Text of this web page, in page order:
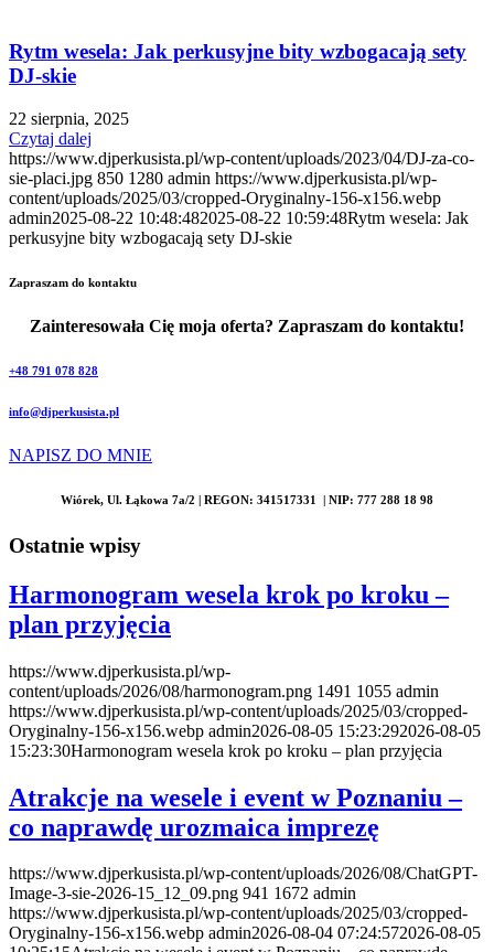
Rytm wesela: Jak perkusyjne bity wzbogacają sety
DJ-skie
22 sierpnia, 2025
Czytaj dalej
https://www.djperkusista.pl/wp-content/uploads/2023/04/DJ-za-co-
sie-placi.jpg 850 1280 admin https://www.djperkusista.pl/wp-
content/uploads/2025/03/cropped-Oryginalny-156-x156.webp
admin2025-08-22 10:48:482025-08-22 10:59:48Rytm wesela: Jak
perkusyjne bity wzbogacają sety DJ-skie
Zapraszam do kontaktu
Zainteresowała Cię moja oferta? Zapraszam do kontaktu!
+48 791 078 828
info@djperkusista.pl
NAPISZ DO MNIE
Wiórek, Ul. Łąkowa 7a/2 | REGON: 341517331 | NIP: 777 288 18 98
Ostatnie wpisy
Harmonogram wesela krok po kroku –
plan przyjęcia
https://www.djperkusista.pl/wp-
content/uploads/2026/08/harmonogram.png 1491 1055 admin
https://www.djperkusista.pl/wp-content/uploads/2025/03/cropped-
Oryginalny-156-x156.webp admin2026-08-05 15:23:292026-08-05
15:23:30Harmonogram wesela krok po kroku – plan przyjęcia
Atrakcje na wesele i event w Poznaniu –
co naprawdę urozmaica imprezę
https://www.djperkusista.pl/wp-content/uploads/2026/08/ChatGPT-
Image-3-sie-2026-15_12_09.png 941 1672 admin
https://www.djperkusista.pl/wp-content/uploads/2025/03/cropped-
Oryginalny-156-x156.webp admin2026-08-04 07:24:572026-08-05